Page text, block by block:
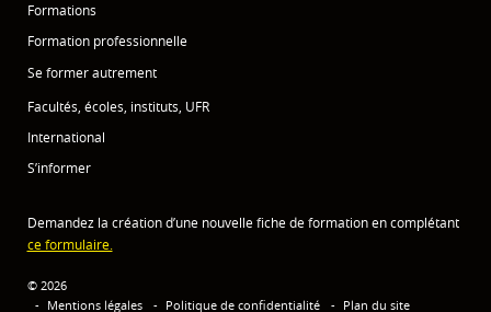
Formations
Formation professionnelle
Se former autrement
Facultés, écoles, instituts, UFR
International
S’informer
Demandez la création d’une nouvelle fiche de formation en complétant
ce formulaire.
© 2026
Mentions légales
Politique de confidentialité Plan du site